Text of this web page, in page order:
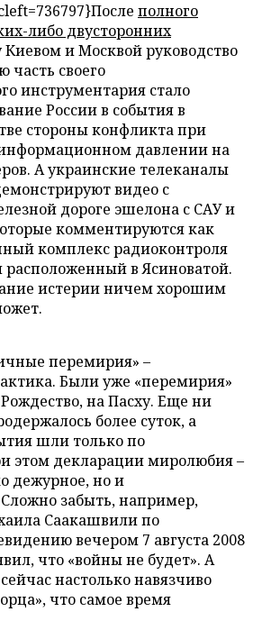
полного
либо двусторонних
и Москвой руководство
своего
инструментария стало
России в события в
стороны конфликта при
давлении на
А украинские телеканалы
видео с
дороге эшелона с САУ и
комментируются как
комплекс радиоконтроля
в Ясиноватой.
истерии ничем хорошим
перемирия» –
Были уже «перемирия»
на Пасху. Еще ни
более суток, а
шли только по
этом декларации миролюбия –
дежурное, но и
забыть, например,
Саакашвили по
вечером 7 августа 2008
что «войны не будет». А
настолько навязчиво
что самое время